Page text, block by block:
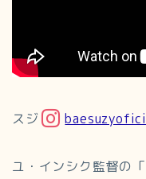
スジ
ユ・インシク監督の「